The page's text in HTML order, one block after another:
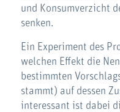
und Konsumverzicht
senken.
Ein Experiment des
welchen Effekt die
bestimmten
stammt) auf dessen
interessant ist dabei